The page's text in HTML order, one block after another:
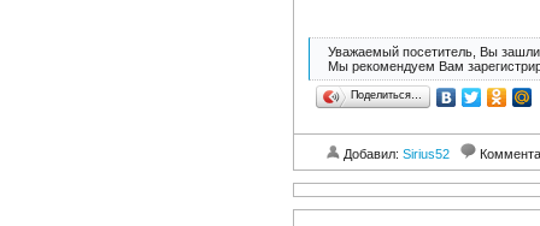
Уважаемый посетитель, Вы зашли
Мы рекомендуем Вам
Поделиться…
Добавил: Sirius52